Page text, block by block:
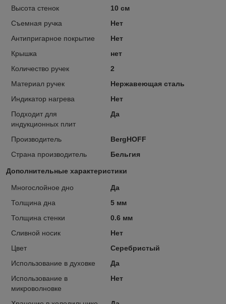
Высота стенок
10 см
Съемная ручка
Нет
Антипригарное покрытие
Нет
Крышка
нет
Количество ручек
2
Материал ручек
Нержавеющая сталь
Индикатор нагрева
Нет
Подходит для
индукционных плит
Да
Производитель
BergHOFF
Страна производитель
Бельгия
Дополнительные характеристики
Многослойное дно
Да
Толщина дна
5 мм
Толщина стенки
0.6 мм
Сливной носик
Нет
Цвет
Серебристый
Использование в духовке
Да
Использование в
микроволновке
Нет